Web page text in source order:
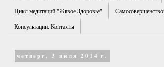
Цикл медитаций "Живое Здоровье"
Консультации. Контакты
четверг, 3 июля 2014 г.